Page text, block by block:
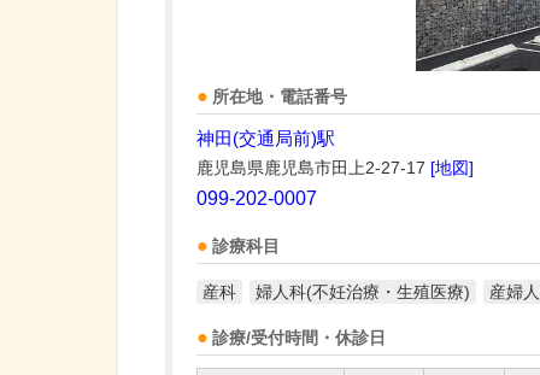
所在地・電話番号
神田(交通局前)駅
鹿児島県鹿児島市田上2-27-17 [地図]
099-202-0007
診療科目
産科 婦人科(不妊治療・生殖医療) 産婦
診療/受付時間・休診日